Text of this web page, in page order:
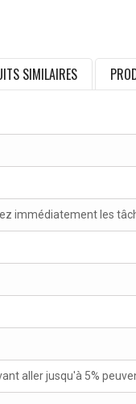
SIMILAIRES
immédiatement les
aller jusqu'à 5%